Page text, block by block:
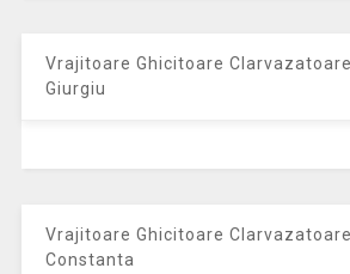
Vrajitoare Ghicitoare
Giurgiu
Vrajitoare Ghicitoare
Constanta